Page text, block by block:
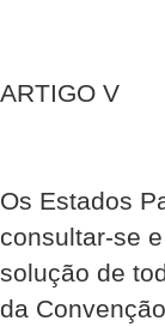
ARTIGO V
Os Estados
consultar-se
solução de
da